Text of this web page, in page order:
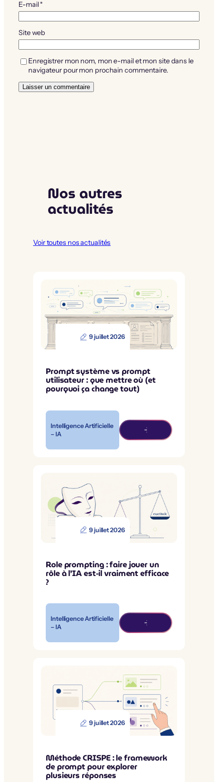
E-mail*
Site web
Enregistrer mon nom, mon e-mail et mon site dans le
navigateur pour mon prochain commentaire.
Nos autres
actualités
Voir toutes nos actualités
9 juillet 2026
Prompt système vs prompt
utilisateur : que mettre où (et
pourquoi ça change tout)
Intelligence Artificielle
– IA
9 juillet 2026
Role prompting : faire jouer un
rôle à l’IA est-il vraiment efficace
?
Intelligence Artificielle
– IA
9 juillet 2026
Méthode CRISPE : le framework
de prompt pour explorer
plusieurs réponses